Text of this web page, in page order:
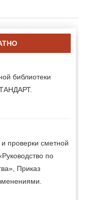
библиотеки
проверки сметной
по
Приказ